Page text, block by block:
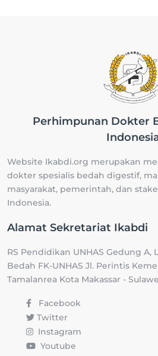
Perhimpunan Dokter
Website Ikabdi.org merupakan
dokter spesialis bedah digestif,
masyarakat, pemerintah, dan
Indonesia.
Alamat Sekretariat Ikabdi
RS Pendidikan UNHAS Gedung A,
Bedah FK-UNHAS Jl. Perintis
Tamalanrea Kota Makassar -
Facebook
Twitter
Instagram
Youtube